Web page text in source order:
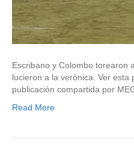
Escribano y Colombo torearon
lucieron a la verónica. Ver esta
publicación compartida por
Read More